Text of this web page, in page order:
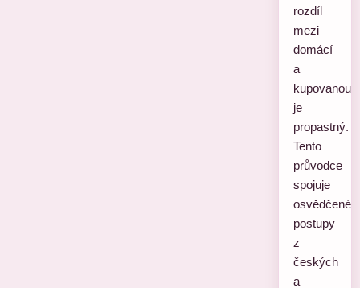
rozdíl
mezi
domácí
a
kupovanou
je
propastný.
Tento
průvodce
spojuje
osvědčené
postupy
z
českých
a